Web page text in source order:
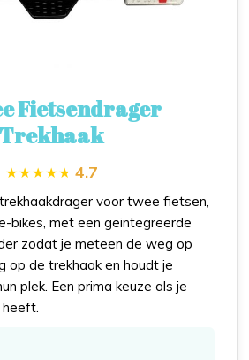
Fietsendrager
Trekhaak
4.7
voor twee fietsen,
bikes, met een geintegreerde
zodat je meteen de weg op
op de trekhaak en houdt je
plek. Een prima keuze als je